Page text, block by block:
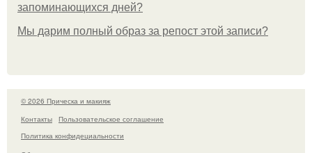
запоминающихся дней?
Мы дарим полный образ за репост этой записи?
© 2026 Прическа и макияж
Контакты
Пользовательское соглашение
Политика конфидециальности